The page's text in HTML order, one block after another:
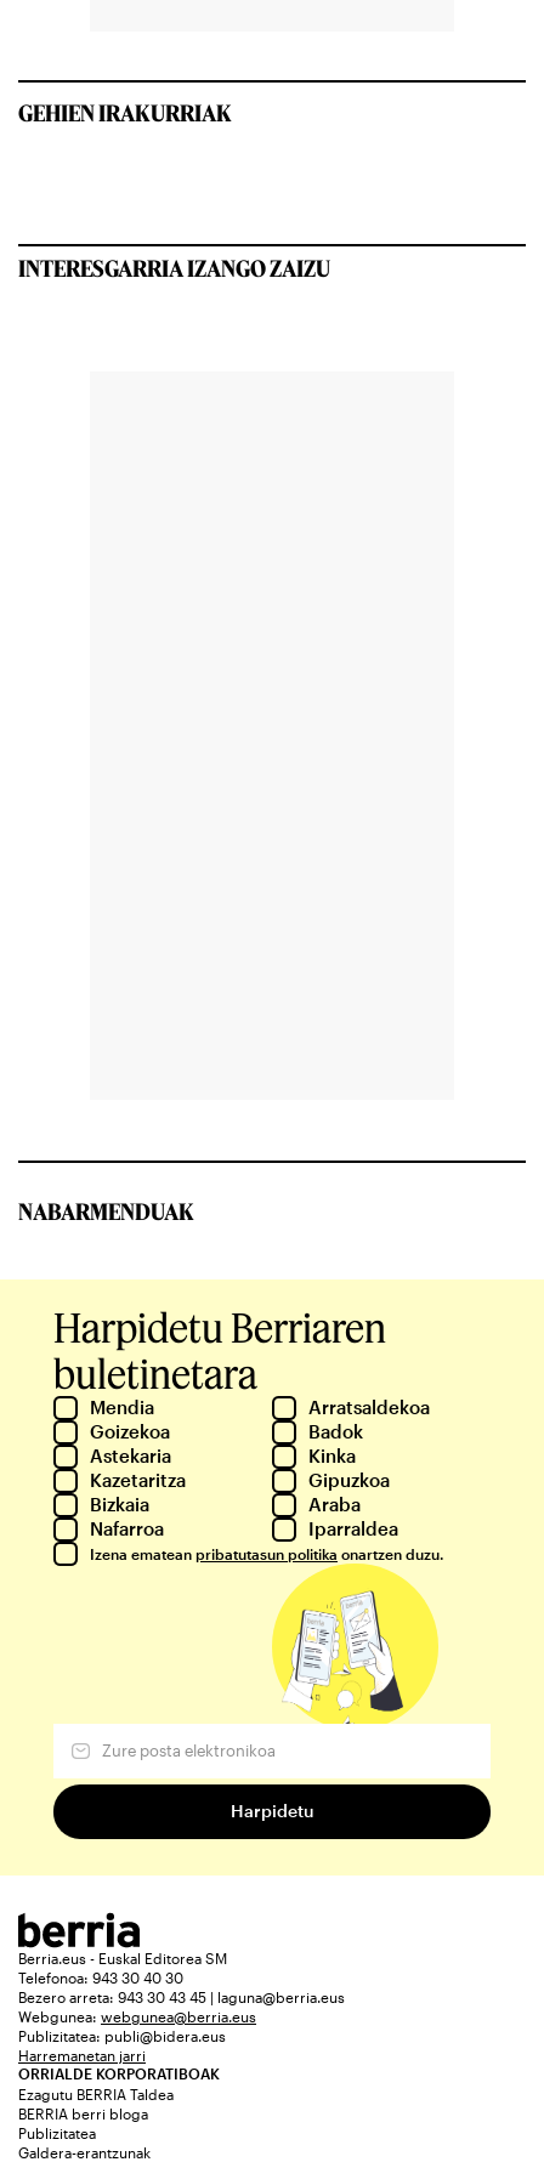
GEHIEN IRAKURRIAK
INTERESGARRIA IZANGO ZAIZU
NABARMENDUAK
Harpidetu Berriaren
buletinetara
Mendia
Arratsaldekoa
Goizekoa
Badok
Astekaria
Kinka
Kazetaritza
Gipuzkoa
Bizkaia
Araba
Nafarroa
Iparraldea
Izena ematean pribatutasun politika onartzen duzu.
Berria.eus - Euskal Editorea SM
Telefonoa: 943 30 40 30
Bezero arreta: 943 30 43 45 | laguna@berria.eus
Webgunea: webgunea@berria.eus
Publizitatea: publi@bidera.eus
Harremanetan jarri
ORRIALDE KORPORATIBOAK
Ezagutu BERRIA Taldea
BERRIA berri bloga
Publizitatea
Galdera-erantzunak